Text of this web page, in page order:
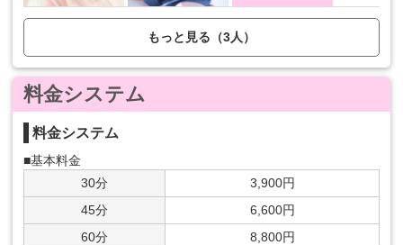
もっと見る（3人）
料金システム
料金システム
■基本料金
30分
3,900円
45分
6,600円
60分
8,800円